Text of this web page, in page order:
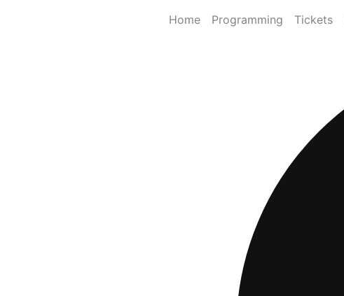
Home Programming Tickets